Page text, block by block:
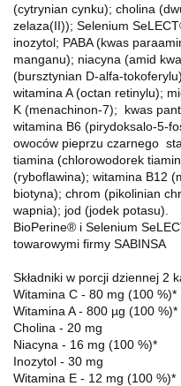
(cytrynian cynku); cholina
zelaza(II)); Selenium
inozytol; PABA (kwas
manganu); niacyna (amid
(bursztynian D-alfa-
witamina A (octan retinylu);
K (menachinon-7); kwas
witamina B6 (pirydoksalo-5-
owoców pieprzu czarnego
tiamina (chlorowodorek
(ryboflawina); witamina B12
biotyna); chrom (pikolinian
wapnia); jod (jodek potasu).
BioPerine® i Selenium
towarowymi firmy SABINSA
Składniki w porcji dziennej 2
Witamina C - 80 mg (100 %)*
Witamina A - 800 µg (100 %)*
Cholina - 20 mg
Niacyna - 16 mg (100 %)*
Inozytol - 30 mg
Witamina E - 12 mg (100 %)*